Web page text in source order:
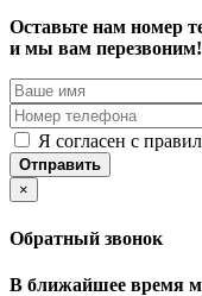
Оставьте нам номер
и мы вам перезвоним!
Я согласен с
Отправить
×
Обратный звонок
В ближайшее время